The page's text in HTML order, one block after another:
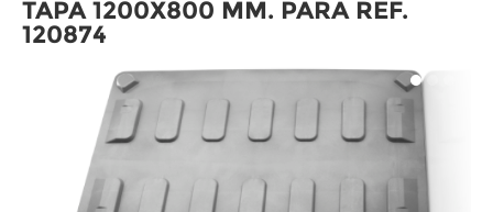
TAPA 1200X800 MM. PARA REF.
120874